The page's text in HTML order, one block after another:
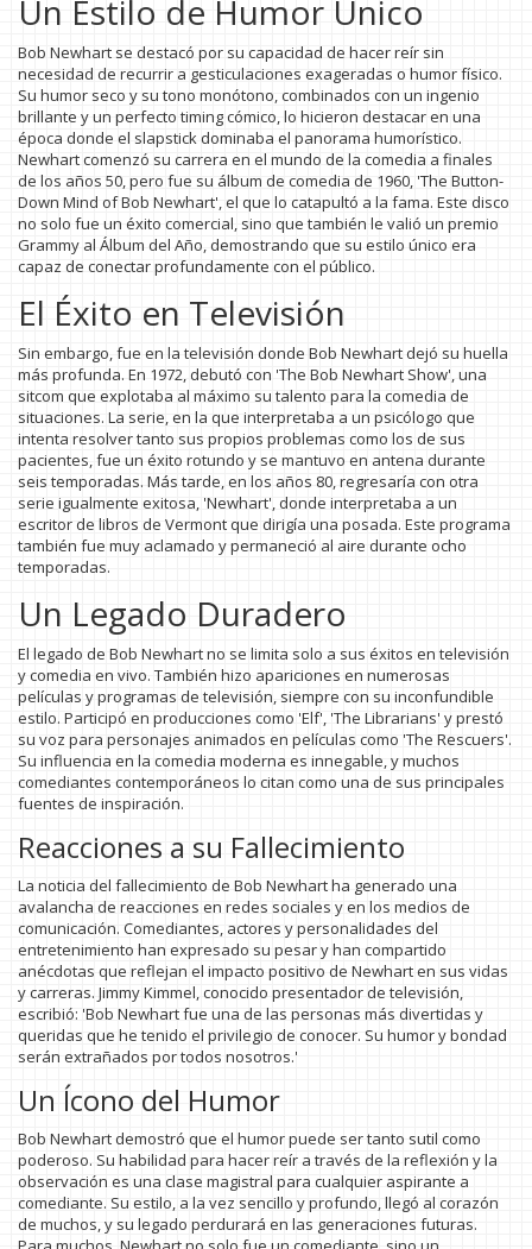
Un Estilo de Humor Único
Bob Newhart se destacó por su capacidad de hacer reír sin
necesidad de recurrir a gesticulaciones exageradas o humor físico.
Su humor seco y su tono monótono, combinados con un ingenio
brillante y un perfecto timing cómico, lo hicieron destacar en una
época donde el slapstick dominaba el panorama humorístico.
Newhart comenzó su carrera en el mundo de la comedia a finales
de los años 50, pero fue su álbum de comedia de 1960, 'The Button-
Down Mind of Bob Newhart', el que lo catapultó a la fama. Este disco
no solo fue un éxito comercial, sino que también le valió un premio
Grammy al Álbum del Año, demostrando que su estilo único era
capaz de conectar profundamente con el público.
El Éxito en Televisión
Sin embargo, fue en la televisión donde Bob Newhart dejó su huella
más profunda. En 1972, debutó con 'The Bob Newhart Show', una
sitcom que explotaba al máximo su talento para la comedia de
situaciones. La serie, en la que interpretaba a un psicólogo que
intenta resolver tanto sus propios problemas como los de sus
pacientes, fue un éxito rotundo y se mantuvo en antena durante
seis temporadas. Más tarde, en los años 80, regresaría con otra
serie igualmente exitosa, 'Newhart', donde interpretaba a un
escritor de libros de Vermont que dirigía una posada. Este programa
también fue muy aclamado y permaneció al aire durante ocho
temporadas.
Un Legado Duradero
El legado de Bob Newhart no se limita solo a sus éxitos en televisión
y comedia en vivo. También hizo apariciones en numerosas
películas y programas de televisión, siempre con su inconfundible
estilo. Participó en producciones como 'Elf', 'The Librarians' y prestó
su voz para personajes animados en películas como 'The Rescuers'.
Su influencia en la comedia moderna es innegable, y muchos
comediantes contemporáneos lo citan como una de sus principales
fuentes de inspiración.
Reacciones a su Fallecimiento
La noticia del fallecimiento de Bob Newhart ha generado una
avalancha de reacciones en redes sociales y en los medios de
comunicación. Comediantes, actores y personalidades del
entretenimiento han expresado su pesar y han compartido
anécdotas que reflejan el impacto positivo de Newhart en sus vidas
y carreras. Jimmy Kimmel, conocido presentador de televisión,
escribió: 'Bob Newhart fue una de las personas más divertidas y
queridas que he tenido el privilegio de conocer. Su humor y bondad
serán extrañados por todos nosotros.'
Un Ícono del Humor
Bob Newhart demostró que el humor puede ser tanto sutil como
poderoso. Su habilidad para hacer reír a través de la reflexión y la
observación es una clase magistral para cualquier aspirante a
comediante. Su estilo, a la vez sencillo y profundo, llegó al corazón
de muchos, y su legado perdurará en las generaciones futuras.